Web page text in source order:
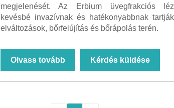
megjelenését. Az Erbium üvegfrakciós
kevésbé invazívnak és hatékonyabbnak
elváltozások, bőrfelújítás és bőrápolás terén.
Olvass tovább Kérdés küldése